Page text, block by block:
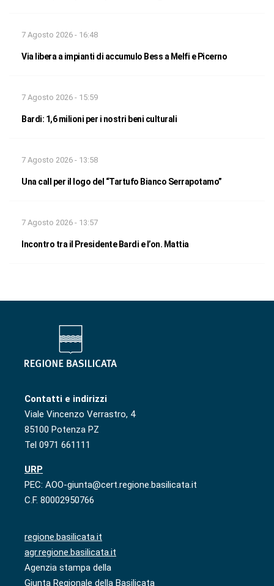
7 Agosto 2026 - 16:48
Via libera a impianti di accumulo Bess a Melfi e Picerno
7 Agosto 2026 - 15:59
Bardi: 1,6 milioni per i nostri beni culturali
7 Agosto 2026 - 13:58
Una call per il logo del “Tartufo Bianco Serrapotamo”
7 Agosto 2026 - 13:57
Incontro tra il Presidente Bardi e l’on. Mattia
Contatti e indirizzi
Viale Vincenzo Verrastro, 4
85100 Potenza PZ
Tel 0971 661111
URP
PEC: AOO-giunta@cert.regione.basilicata.it
C.F. 80002950766
regione.basilicata.it
agr.regione.basilicata.it
Agenzia stampa della
Giunta Regionale della Basilicata